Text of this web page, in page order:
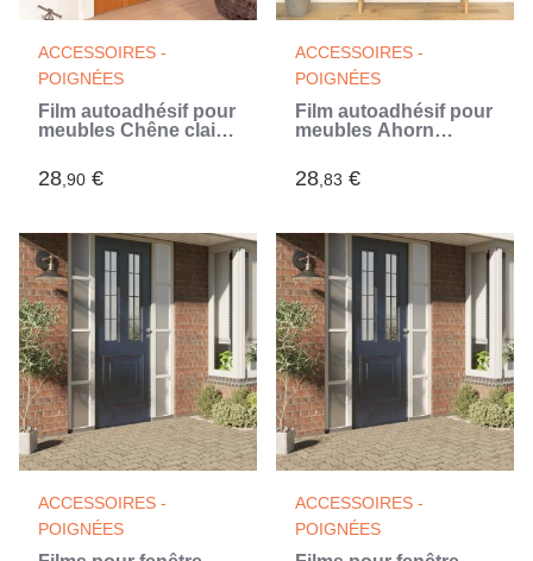
ACCESSOIRES -
POIGNÉES
Film autoadhésif pour
meubles Chêne clair
28,90 €
ACCESSOIRES -
POIGNÉES
Film autoadhésif pour
meubles Ahorn
28,83 €
ACCESSOIRES -
POIGNÉES
ACCESSOIRES -
POIGNÉES